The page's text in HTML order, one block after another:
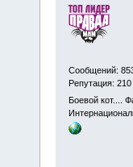
Сообщений:
Репутация: 210
Боевой кот....